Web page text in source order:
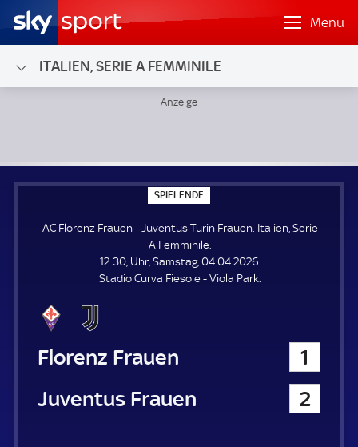
Menü
ITALIEN, SERIE A FEMMINILE
SPIELENDE
P
E
E
N
AC Florenz Frauen - Juventus Turin Frauen. Italien, Serie
A Femminile.
12:30, Uhr, Samstag, 04.04.2026.
Stadio Curva Fiesole - Viola Park.
AC Florenz Frauen
1
Juventus Turin Frauen
2